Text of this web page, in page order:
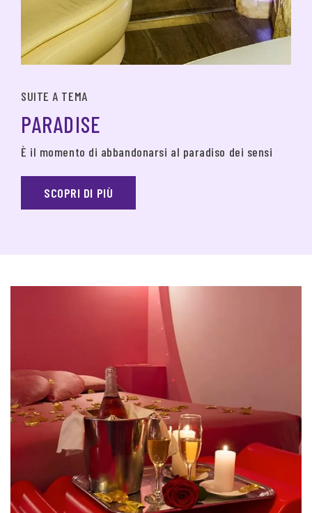
SUITE A TEMA
PARADISE
È il momento di abbandonarsi al paradiso dei sensi
SCOPRI DI PIÙ